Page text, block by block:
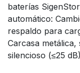
baterías
automático:
respaldo para
Carcasa
silencioso (≤25 dB)